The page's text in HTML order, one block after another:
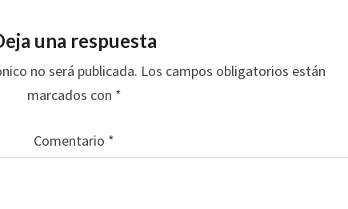
una respuesta
no será publicada. Los campos obligatorios están
marcados con *
Comentario *